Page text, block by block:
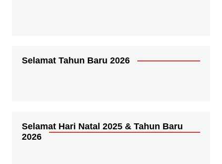
Selamat Tahun Baru 2026
Selamat Hari Natal 2025 & Tahun Baru
2026